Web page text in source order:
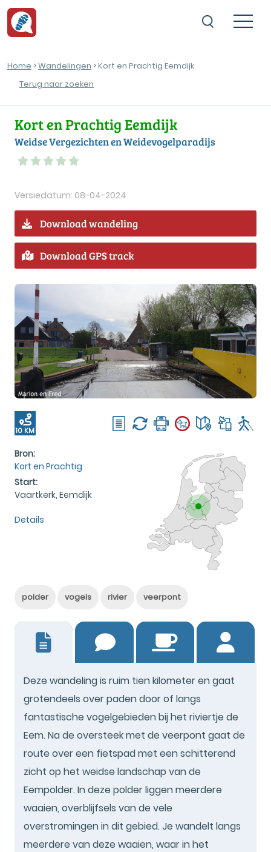
Home >Wandelingen > Kort en Prachtig Eemdijk
Terug naar zoeken
Kort en Prachtig Eemdijk
Weidse Vergezichten en Weidevogelparadijs
Versiedatum: 08-04-2024
Download wandeling
Download GPS track
10 KM
Bron:
Kort en Prachtig
Start:
Vaartkerk, Eemdijk
Details
polder vogels rivier veerpont
Deze wandeling is ruim tien kilometer en gaat
grotendeels over paden door of langs
fantastische vogelgebieden bij het riviertje de
Eem. Na de oversteek met de veerpont gaat de
route over een fietspad met een schitterend
zicht op het weidse landschap van de
Eempolder. In deze polder liggen meerdere
waaien, overblijfsels van de vele
overstromingen in dit gebied. Je wandelt langs
meerdere van deze waaien, waar in het